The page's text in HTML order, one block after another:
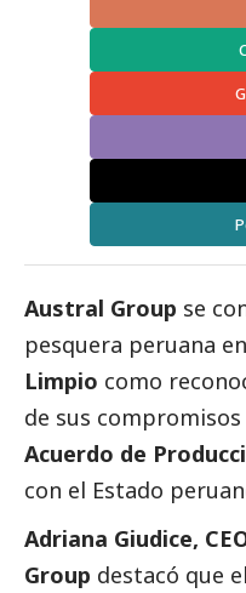
Austral Group se
pesquera peruana
Limpio como
de sus
Acuerdo de
con el Estado
Adriana Giudice,
Group destacó que